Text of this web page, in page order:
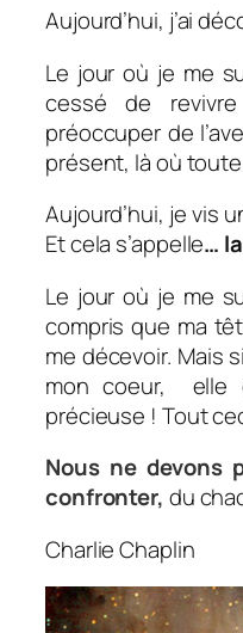
Aujourd’hui, j’ai
Le jour où je me
cessé de
préoccuper de
présent, là où
Aujourd’hui, je vis
Et cela s’appelle…
Le jour où je me
compris que ma
me décevoir. Mais
mon coeur, elle
précieuse ! Tout
Nous ne devons
confronter, du
Charlie Chaplin